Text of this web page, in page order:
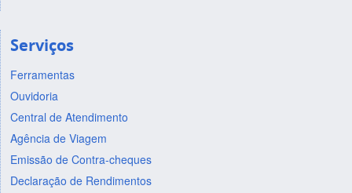
Serviços
Ferramentas
Ouvidoria
Central de Atendimento
Agência de Viagem
Emissão de Contra-cheques
Declaração de Rendimentos